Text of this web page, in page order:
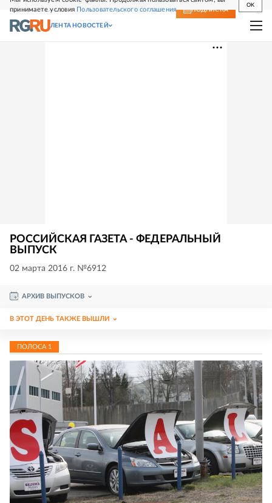
принимаете условия Пользовательского соглашения
OK
СВЕЖИЙ НОМЕР ПОДПИСКА
ЛЕНТА НОВОСТЕЙ
РОССИЙСКАЯ ГАЗЕТА - ФЕДЕРАЛЬНЫЙ
ВЫПУСК
02 марта 2016 г. №6912
АРХИВ ВЫПУСКОВ
В ЭТОТ ДЕНЬ ТАКЖЕ ВЫШЛИ
ПОЛОСА 1